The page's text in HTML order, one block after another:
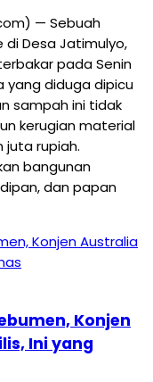
— Sebuah
Desa Jatimulyo,
pada Senin
yang diduga dipicu
sampah ini tidak
kerugian material
juta rupiah.
bangunan
dan papan
Konjen
Ini yang